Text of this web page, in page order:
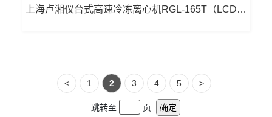
上海卢湘仪台式高速冷冻离心机RGL-165T（LCD显
< 1 2 3 4 5 >
跳转至 页 确定